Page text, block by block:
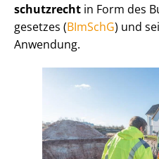
schutz­recht in Form des
ge­set­zes (BImSchG) und
Anwendung.